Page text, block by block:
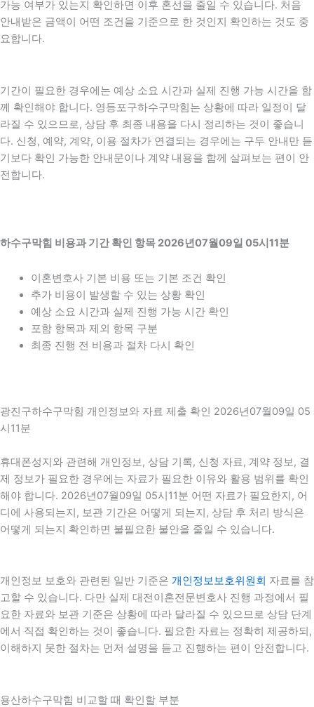
가능 여부가 있는지 확인하면 이후 혼선을 줄일 수 있습니다. 처음
안내받은 금액이 어떤 조건을 기준으로 한 것인지 확인하는 것도 중
요합니다.
기간이 필요한 경우에는 예상 소요 시간과 실제 진행 가능 시간을 함
께 확인해야 합니다. 영등포구하수구막힘는 상황에 따라 일정이 달
라질 수 있으므로, 상담 후 최종 내용을 다시 정리하는 것이 좋습니
다. 신청, 예약, 계약, 이용 절차가 연결되는 경우에는 구두 안내만 듣
기보다 확인 가능한 안내문이나 계약 내용을 함께 살펴보는 편이 안
전합니다.
하수구막힘 비용과 기간 확인 항목 2026년07월09일 05시11분
이혼변호사 기본 비용 또는 기본 조건 확인
추가 비용이 발생할 수 있는 상황 확인
예상 소요 시간과 실제 진행 가능 시간 확인
포함 항목과 제외 항목 구분
최종 진행 전 비용과 절차 다시 확인
광진구하수구막힘 개인정보와 자료 제출 확인 2026년07월09일 05
시11분
휴대폰성지와 관련해 개인정보, 상담 기록, 신청 자료, 계약 정보, 결
제 정보가 필요한 경우에는 자료가 필요한 이유와 활용 범위를 확인
해야 합니다. 2026년07월09일 05시11분 어떤 자료가 필요한지, 어
디에 사용되는지, 보관 기간은 어떻게 되는지, 상담 후 처리 방식은
어떻게 되는지 확인하면 불필요한 불안을 줄일 수 있습니다.
개인정보 보호와 관련된 일반 기준은 개인정보보호위원회 자료를 참
고할 수 있습니다. 다만 실제 대전이혼전문변호사 진행 과정에서 필
요한 자료와 보관 기준은 상황에 따라 달라질 수 있으므로 상담 단계
에서 직접 확인하는 것이 좋습니다. 필요한 자료는 정확히 제공하되,
이해하지 못한 절차는 먼저 설명을 듣고 진행하는 편이 안전합니다.
용산하수구막힘 비교할 때 확인할 부분